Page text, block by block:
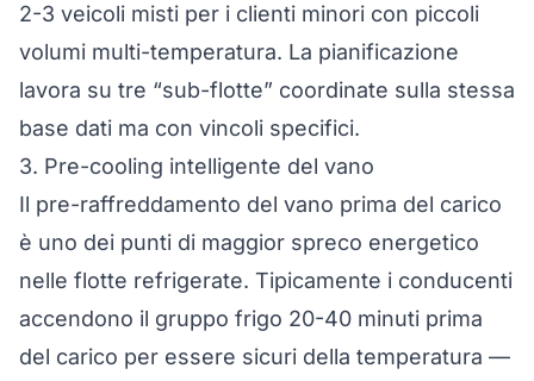
2-3 veicoli misti per i clienti minori con piccoli
volumi multi-temperatura. La pianificazione
lavora su tre “sub-flotte” coordinate sulla stessa
base dati ma con vincoli specifici.
3. Pre-cooling intelligente del vano
Il pre-raffreddamento del vano prima del carico
è uno dei punti di maggior spreco energetico
nelle flotte refrigerate. Tipicamente i conducenti
accendono il gruppo frigo 20-40 minuti prima
del carico per essere sicuri della temperatura —